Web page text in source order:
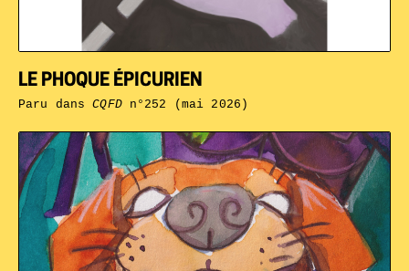
LE PHOQUE ÉPICURIEN
Paru dansCQFDn°252 (mai 2026)